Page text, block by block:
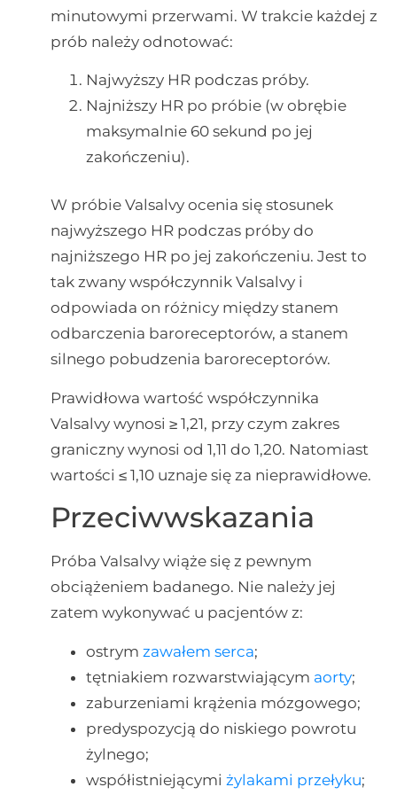
minutowymi przerwami. W trakcie każdej z
prób należy odnotować:
Najwyższy HR podczas próby.
Najniższy HR po próbie (w obrębie
maksymalnie 60 sekund po jej
zakończeniu).
W próbie Valsalvy ocenia się stosunek
najwyższego HR podczas próby do
najniższego HR po jej zakończeniu. Jest to
tak zwany współczynnik Valsalvy i
odpowiada on różnicy między stanem
odbarczenia baroreceptorów, a stanem
silnego pobudzenia baroreceptorów.
Prawidłowa wartość współczynnika
Valsalvy wynosi ≥ 1,21, przy czym zakres
graniczny wynosi od 1,11 do 1,20. Natomiast
wartości ≤ 1,10 uznaje się za nieprawidłowe.
Przeciwwskazania
Próba Valsalvy wiąże się z pewnym
obciążeniem badanego. Nie należy jej
zatem wykonywać u pacjentów z:
ostrym zawałem serca;
tętniakiem rozwarstwiającym aorty;
zaburzeniami krążenia mózgowego;
predyspozycją do niskiego powrotu
żylnego;
współistniejącymi żylakami przełyku;